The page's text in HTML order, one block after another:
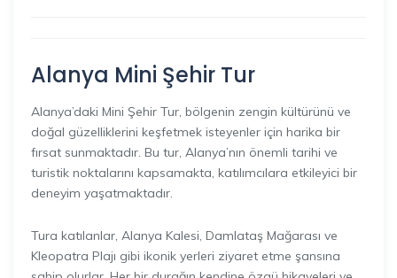
Alanya Mini Şehir Tur
Alanya’daki Mini Şehir Tur, bölgenin zengin kültürünü ve
doğal güzelliklerini keşfetmek isteyenler için harika bir
fırsat sunmaktadır. Bu tur, Alanya’nın önemli tarihi ve
turistik noktalarını kapsamakta, katılımcılara etkileyici bir
deneyim yaşatmaktadır.
Tura katılanlar, Alanya Kalesi, Damlataş Mağarası ve
Kleopatra Plajı gibi ikonik yerleri ziyaret etme şansına